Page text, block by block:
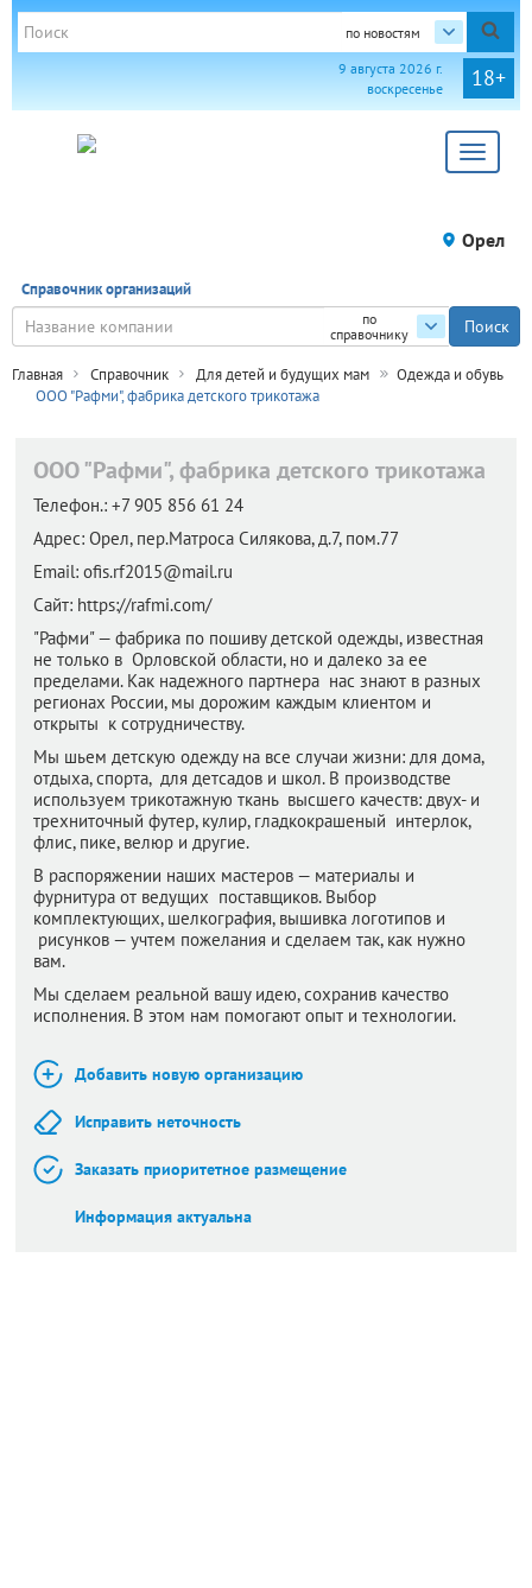
по новостям
18+
9 августа 2026 г.
воскресенье
Toggle
Орел
Справочник организаций
по
справочнику
Главная Справочник Для детей и будущих мам
Одежда и обувь
ООО "Рафми", фабрика детского трикотажа
ООО "Рафми", фабрика детского трикотажа
Телефон.: +7 905 856 61 24
Адрес: Орел, пер.Матроса Силякова, д.7, пом.77
Email: ofis.rf2015@mail.ru
Сайт: https://rafmi.com/
"Рафми" — фабрика по пошиву детской одежды, известная
не только в Орловской области, но и далеко за ее
пределами. Как надежного партнера нас знают в разных
регионах России, мы дорожим каждым клиентом и
открыты к сотрудничеству.
Мы шьем детскую одежду на все случаи жизни: для дома,
отдыха, спорта, для детсадов и школ. В производстве
используем трикотажную ткань высшего качеств: двух- и
трехниточный футер, кулир, гладкокрашеный интерлок,
флис, пике, велюр и другие.
В распоряжении наших мастеров — материалы и
фурнитура от ведущих поставщиков. Выбор
комплектующих, шелкография, вышивка логотипов и
рисунков — учтем пожелания и сделаем так, как нужно
вам.
Мы сделаем реальной вашу идею, сохранив качество
исполнения. В этом нам помогают опыт и технологии.
Добавить новую организацию
Исправить неточность
Заказать приоритетное размещение
Информация актуальна